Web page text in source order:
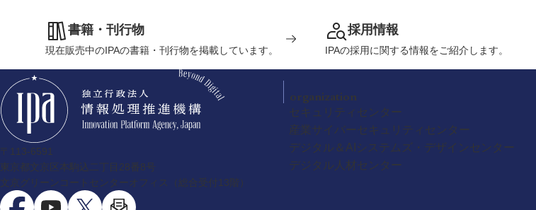
書籍・刊行物
現在販売中のIPAの書籍・刊行物を掲載しています。
採用情報
IPAの採用に関する情報をご紹介します。
〒113-6591
東京都文京区本駒込二丁目28番8号
文京グリーンコートセンターオフィス（総合受付13階）
organization
セキュリティセンター
産業サイバーセキュリティセンター
デジタル＆AIシステムズ・デザインセンター
デジタル人材センター